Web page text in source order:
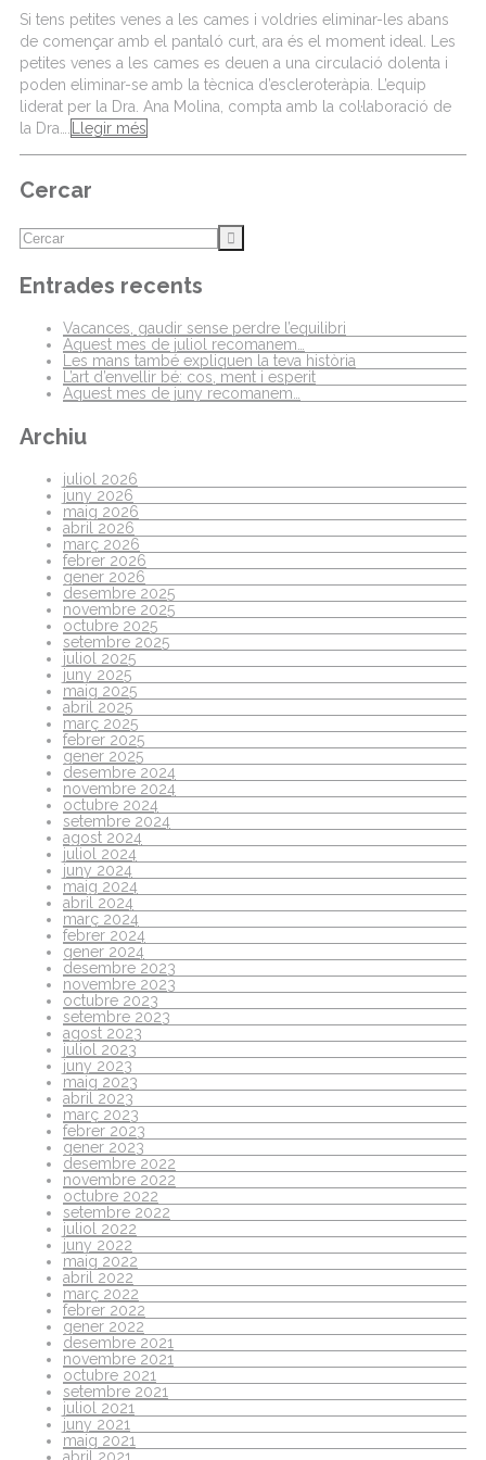
Si tens petites venes a les cames i voldries eliminar-les abans
de començar amb el pantaló curt, ara és el moment ideal. Les
petites venes a les cames es deuen a una circulació dolenta i
poden eliminar-se amb la tècnica d’escleroteràpia. L’equip
liderat per la Dra. Ana Molina, compta amb la col·laboració de
la Dra….
Llegir més
Cercar
Entrades recents
Vacances, gaudir sense perdre l’equilibri
Aquest mes de juliol recomanem…
Les mans també expliquen la teva història
L’art d’envellir bé: cos, ment i esperit
Aquest mes de juny recomanem…
Archiu
juliol 2026
juny 2026
maig 2026
abril 2026
març 2026
febrer 2026
gener 2026
desembre 2025
novembre 2025
octubre 2025
setembre 2025
juliol 2025
juny 2025
maig 2025
abril 2025
març 2025
febrer 2025
gener 2025
desembre 2024
novembre 2024
octubre 2024
setembre 2024
agost 2024
juliol 2024
juny 2024
maig 2024
abril 2024
març 2024
febrer 2024
gener 2024
desembre 2023
novembre 2023
octubre 2023
setembre 2023
agost 2023
juliol 2023
juny 2023
maig 2023
abril 2023
març 2023
febrer 2023
gener 2023
desembre 2022
novembre 2022
octubre 2022
setembre 2022
juliol 2022
juny 2022
maig 2022
abril 2022
març 2022
febrer 2022
gener 2022
desembre 2021
novembre 2021
octubre 2021
setembre 2021
juliol 2021
juny 2021
maig 2021
abril 2021